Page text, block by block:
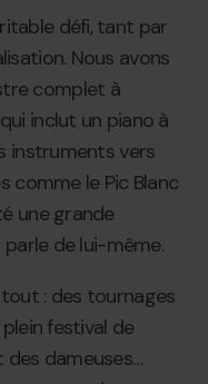
défi, tant par
Nous avons
complet à
inclut un piano à
instruments vers
comme le Pic Blanc
une grande
de lui-même.
: des tournages
festival de
des dameuses…